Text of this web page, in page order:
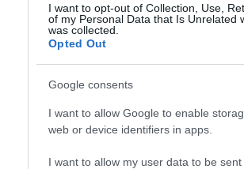
I want to opt-out of Collection, Use,
of my Personal Data that Is Unrelated
was collected.
Opted Out
Google consents
I want to allow Google to enable
web or device identifiers in apps.
I want to allow my user data to be